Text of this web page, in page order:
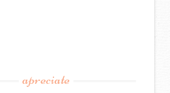
apreciate